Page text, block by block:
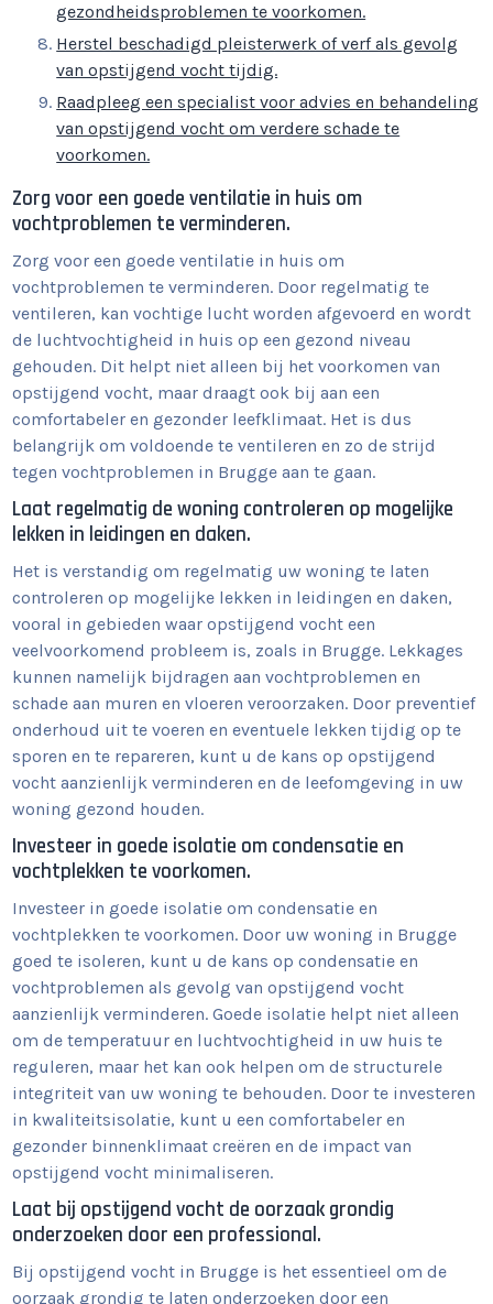
gezondheidsproblemen te voorkomen.
Herstel beschadigd pleisterwerk of verf als gevolg
van opstijgend vocht tijdig.
Raadpleeg een specialist voor advies en behandeling
van opstijgend vocht om verdere schade te
voorkomen.
Zorg voor een goede ventilatie in huis om
vochtproblemen te verminderen.
Zorg voor een goede ventilatie in huis om
vochtproblemen te verminderen. Door regelmatig te
ventileren, kan vochtige lucht worden afgevoerd en wordt
de luchtvochtigheid in huis op een gezond niveau
gehouden. Dit helpt niet alleen bij het voorkomen van
opstijgend vocht, maar draagt ook bij aan een
comfortabeler en gezonder leefklimaat. Het is dus
belangrijk om voldoende te ventileren en zo de strijd
tegen vochtproblemen in Brugge aan te gaan.
Laat regelmatig de woning controleren op mogelijke
lekken in leidingen en daken.
Het is verstandig om regelmatig uw woning te laten
controleren op mogelijke lekken in leidingen en daken,
vooral in gebieden waar opstijgend vocht een
veelvoorkomend probleem is, zoals in Brugge. Lekkages
kunnen namelijk bijdragen aan vochtproblemen en
schade aan muren en vloeren veroorzaken. Door preventief
onderhoud uit te voeren en eventuele lekken tijdig op te
sporen en te repareren, kunt u de kans op opstijgend
vocht aanzienlijk verminderen en de leefomgeving in uw
woning gezond houden.
Investeer in goede isolatie om condensatie en
vochtplekken te voorkomen.
Investeer in goede isolatie om condensatie en
vochtplekken te voorkomen. Door uw woning in Brugge
goed te isoleren, kunt u de kans op condensatie en
vochtproblemen als gevolg van opstijgend vocht
aanzienlijk verminderen. Goede isolatie helpt niet alleen
om de temperatuur en luchtvochtigheid in uw huis te
reguleren, maar het kan ook helpen om de structurele
integriteit van uw woning te behouden. Door te investeren
in kwaliteitsisolatie, kunt u een comfortabeler en
gezonder binnenklimaat creëren en de impact van
opstijgend vocht minimaliseren.
Laat bij opstijgend vocht de oorzaak grondig
onderzoeken door een professional.
Bij opstijgend vocht in Brugge is het essentieel om de
oorzaak grondig te laten onderzoeken door een